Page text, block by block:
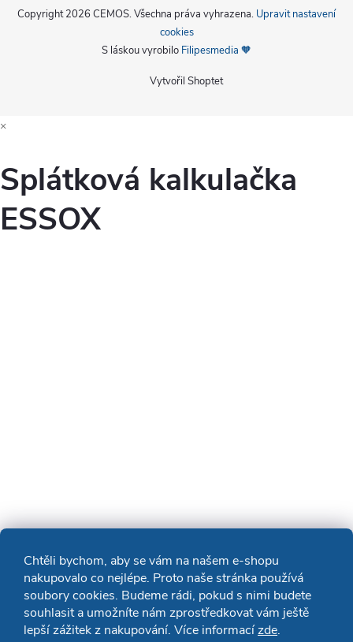
Chtěli bychom, aby se vám na našem e-shopu
nakupovalo co nejlépe. Proto naše stránka používá
soubory cookies. Budeme rádi, pokud s nimi budete
souhlasit a umožníte nám zprostředkovat vám ještě
lepší zážitek z nakupování. Více informacízde.
Vytvořil Shoptet
Copyright 2026 CEMOS. Všechna práva vyhrazena. Upravit nastavení
cookies
S láskou vyrobilo Filipesmedia 🧡
×
Splátková kalkulačka
ESSOX